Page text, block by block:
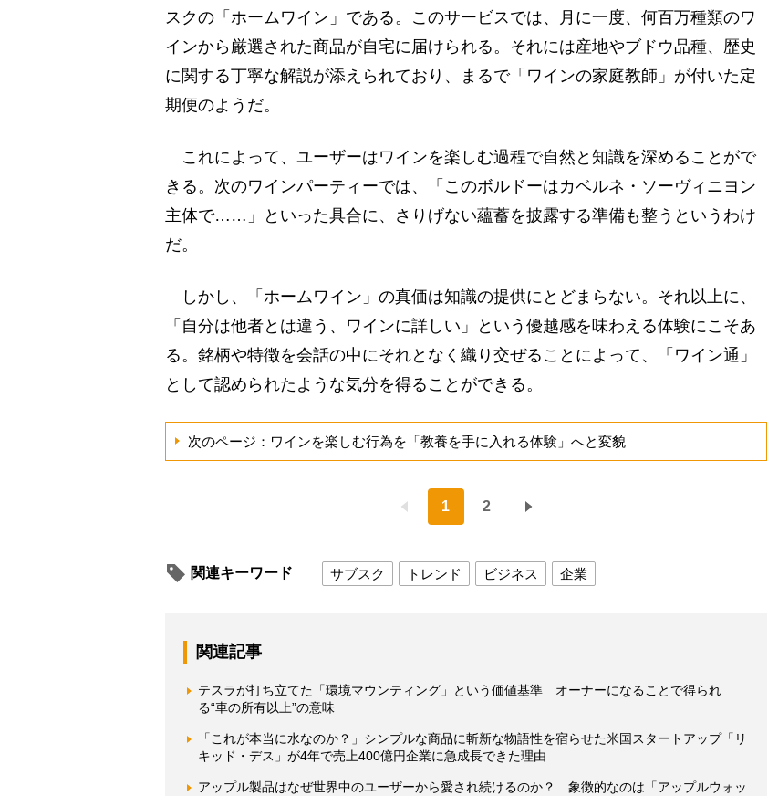
スクの「ホームワイン」である。このサービスでは、月に一度、何百万種類のワ
インから厳選された商品が自宅に届けられる。それには産地やブドウ品種、歴史
に関する丁寧な解説が添えられており、まるで「ワインの家庭教師」が付いた定
期便のようだ。
これによって、ユーザーはワインを楽しむ過程で自然と知識を深めることがで
きる。次のワインパーティーでは、「このボルドーはカベルネ・ソーヴィニヨン
主体で……」といった具合に、さりげない蘊蓄を披露する準備も整うというわけ
だ。
しかし、「ホームワイン」の真価は知識の提供にとどまらない。それ以上に、
「自分は他者とは違う、ワインに詳しい」という優越感を味わえる体験にこそあ
る。銘柄や特徴を会話の中にそれとなく織り交ぜることによって、「ワイン通」
として認められたような気分を得ることができる。
次のページ：ワインを楽しむ行為を「教養を手に入れる体験」へと変貌
1 2
関連キーワード サブスク トレンド ビジネス 企業
関連記事
テスラが打ち立てた「環境マウンティング」という価値基準 オーナーになることで得られ
る“車の所有以上”の意味
「これが本当に水なのか？」シンプルな商品に斬新な物語性を宿らせた米国スタートアップ「リ
キッド・デス」が4年で売上400億円企業に急成長できた理由
アップル製品はなぜ世界中のユーザーから愛され続けるのか？ 象徴的なのは「アップルウォッ